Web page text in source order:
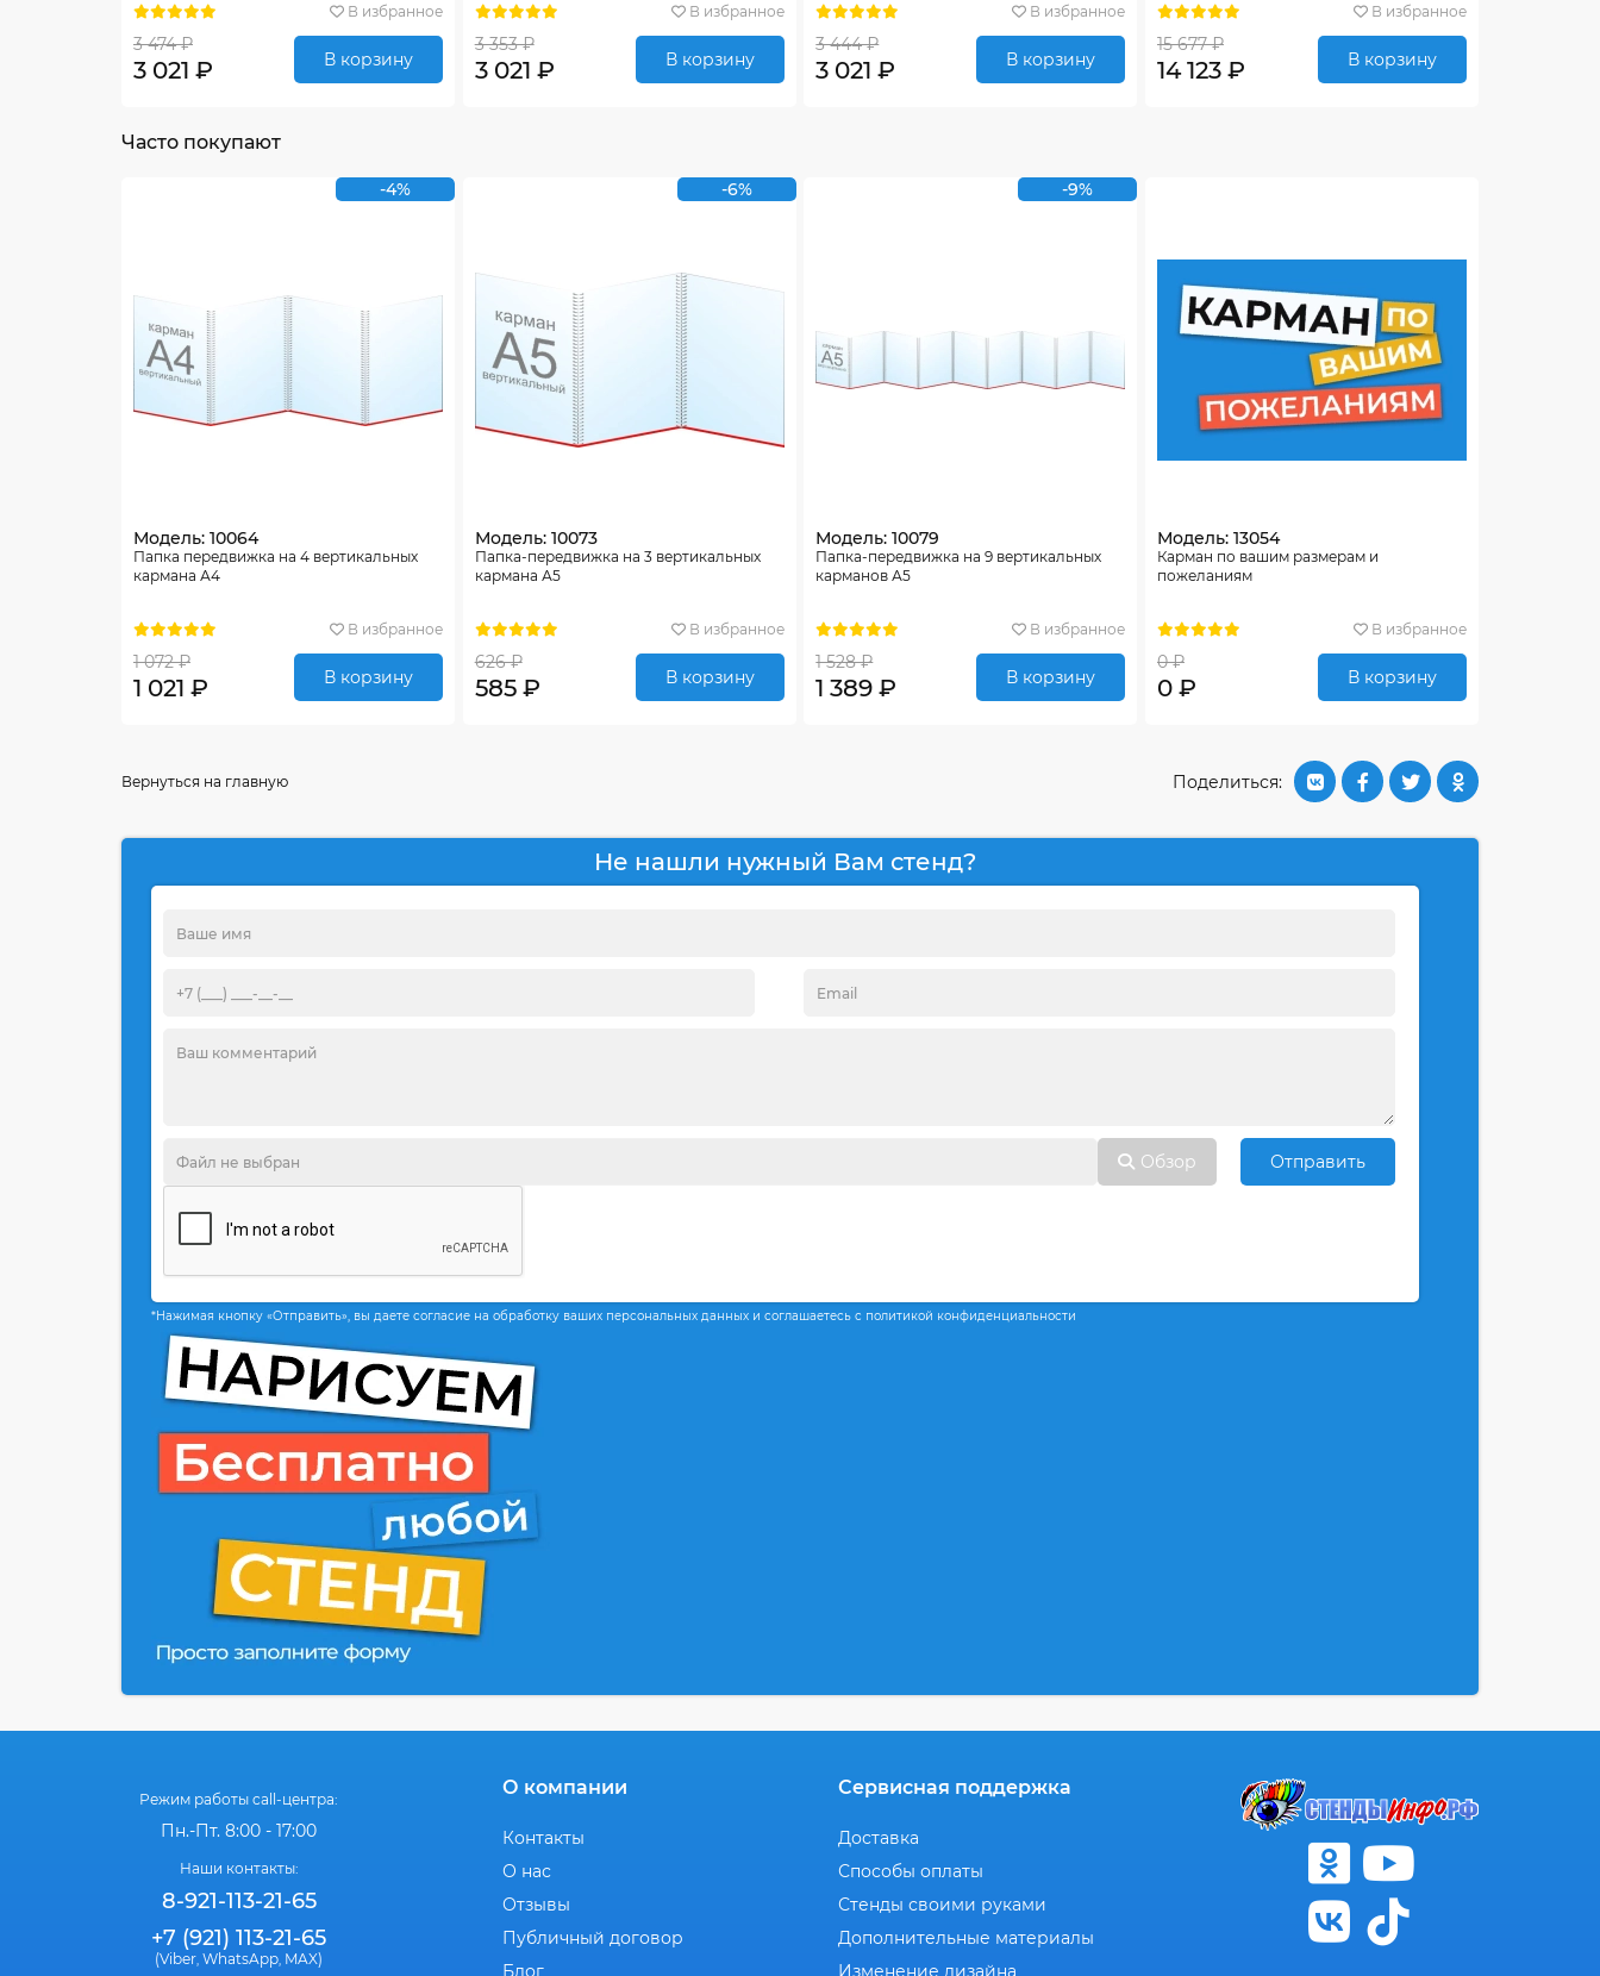
В избранное
3 474 ₽
3 021 ₽ В корзину
В избранное
3 353 ₽
3 021 ₽ В корзину
В избранное
3 444 ₽
3 021 ₽ В корзину
В избранное
15 677 ₽
14 123 ₽ В корзину
Часто покупают
-4%
Модель: 10064
Папка передвижка на 4 вертикальных
кармана А4
В избранное
1 072 ₽
1 021 ₽ В корзину
-6%
Модель: 10073
Папка-передвижка на 3 вертикальных
кармана А5
В избранное
626 ₽
585 ₽ В корзину
-9%
Модель: 10079
Папка-передвижка на 9 вертикальных
карманов А5
В избранное
1 528 ₽
1 389 ₽ В корзину
Модель: 13054
Карман по вашим размерам и
пожеланиям
В избранное
0 ₽
0 ₽ В корзину
Поделиться:
Вернуться на главную
Не нашли нужный Вам стенд?
Обзор Отправить
*Нажимая кнопку «Отправить», вы даете согласие на обработку ваших персональных данных и соглашаетесь с политикой конфиденциальности
Режим работы call-центра:
Пн.-Пт. 8:00 - 17:00
Наши контакты:
8-921-113-21-65
+7 (921) 113-21-65
(Viber, WhatsApp, MAX)
О компании
Контакты
О нас
Отзывы
Публичный договор
Блог
Сервисная поддержка
Доставка
Способы оплаты
Стенды своими руками
Дополнительные материалы
Изменение дизайна